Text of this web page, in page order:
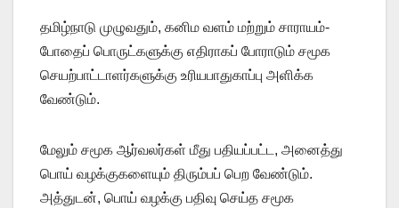
தமிழ்நாடு முழுவதும், கனிம வளம் மற்றும் சாராயம்-
போதைப் பொருட்களுக்கு எதிராகப் போராடும் சமூக
செயற்பாட்டாளர்களுக்கு உரியபாதுகாப்பு அளிக்க
வேண்டும்.
மேலும் சமூக ஆர்வலர்கள் மீது பதியப்பட்ட, அனைத்து
பொய் வழக்குகளையும் திரும்பப் பெற வேண்டும்.
அத்துடன், பொய் வழக்கு பதிவு செய்த சமூக